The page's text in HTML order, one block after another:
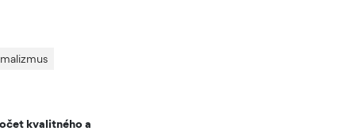
kvalitného a